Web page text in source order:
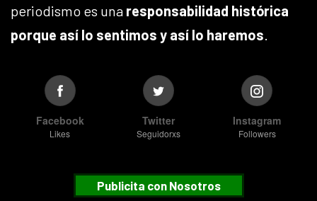
periodismo es una responsabilidad histórica
porque así lo sentimos y así lo haremos.
Facebook
Likes
Twitter
Seguidorxs
Instagram
Followers
Publicita con Nosotros